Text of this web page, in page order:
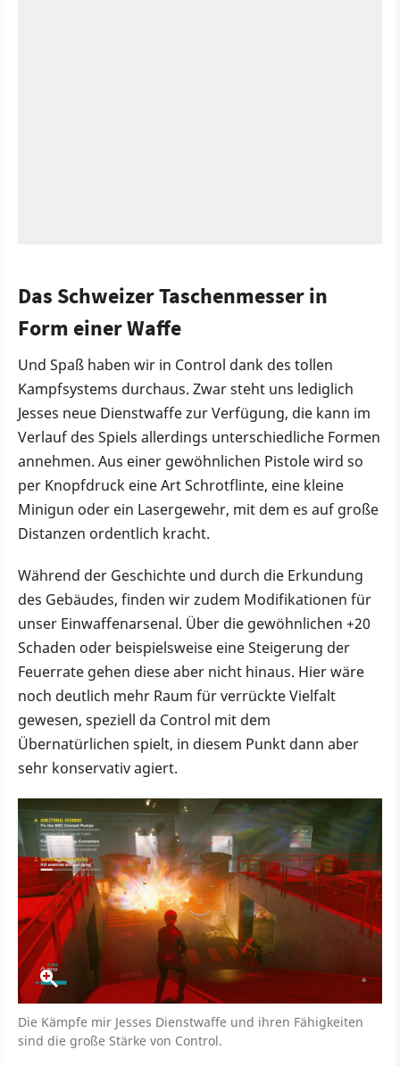
Das Schweizer Taschenmesser in
Form einer Waffe
Und Spaß haben wir in Control dank des tollen
Kampfsystems durchaus. Zwar steht uns lediglich
Jesses neue Dienstwaffe zur Verfügung, die kann im
Verlauf des Spiels allerdings unterschiedliche Formen
annehmen. Aus einer gewöhnlichen Pistole wird so
per Knopfdruck eine Art Schrotflinte, eine kleine
Minigun oder ein Lasergewehr, mit dem es auf große
Distanzen ordentlich kracht.
Während der Geschichte und durch die Erkundung
des Gebäudes, finden wir zudem Modifikationen für
unser Einwaffenarsenal. Über die gewöhnlichen +20
Schaden oder beispielsweise eine Steigerung der
Feuerrate gehen diese aber nicht hinaus. Hier wäre
noch deutlich mehr Raum für verrückte Vielfalt
gewesen, speziell da Control mit dem
Übernatürlichen spielt, in diesem Punkt dann aber
sehr konservativ agiert.
Die Kämpfe mir Jesses Dienstwaffe und ihren Fähigkeiten
sind die große Stärke von Control.